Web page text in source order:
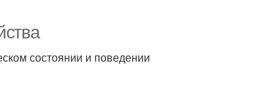
состоянии и поведении